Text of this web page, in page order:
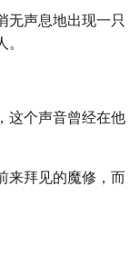
无声息地出现一只
这个声音曾经在他
来拜见的魔修，而